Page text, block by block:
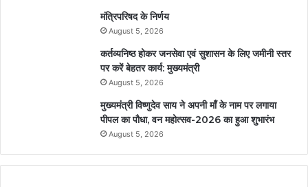
मंत्रिपरिषद के निर्णय
August 5, 2026
कर्तव्यनिष्ठ होकर जनसेवा एवं सुशासन के लिए जमीनी स्तर
पर करें बेहतर कार्य: मुख्यमंत्री
August 5, 2026
मुख्यमंत्री विष्णुदेव साय ने अपनी माँ के नाम पर लगाया
पीपल का पौधा, वन महोत्सव-2026 का हुआ शुभारंभ
August 5, 2026